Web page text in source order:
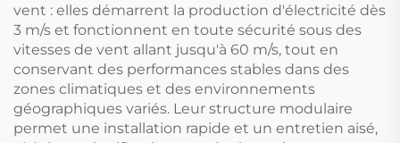
vent : elles démarrent la production d'électricité dès
3 m/s et fonctionnent en toute sécurité sous des
vitesses de vent allant jusqu'à 60 m/s, tout en
conservant des performances stables dans des
zones climatiques et des environnements
géographiques variés. Leur structure modulaire
permet une installation rapide et un entretien aisé,